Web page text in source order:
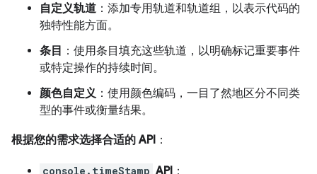
自定义轨道 ：添加专用轨道和轨道组，以表示代码的
独特性能方面。
条目 ：使用条目填充这些轨道，以明确标记重要事件
或特定操作的持续时间。
颜色自定义 ：使用颜色编码，一目了然地区分不同类
型的事件或衡量结果。
根据您的需求选择合适的 API ：
console.timeStamp API ：